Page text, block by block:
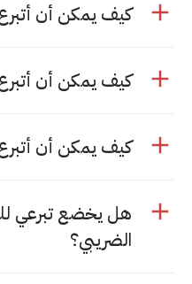
كيف يمكن أن
كيف يمكن أن
كيف يمكن أن
هل يخضع تبرعي
الضريبي؟